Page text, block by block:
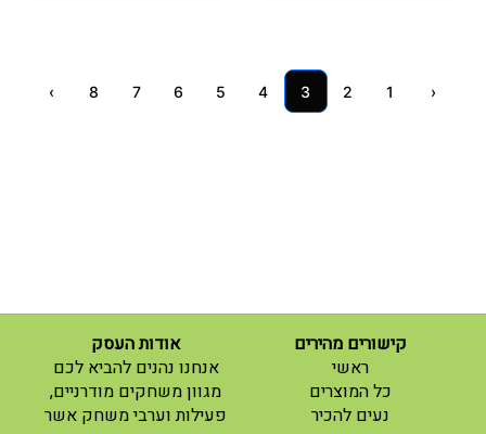
‹
1
2
3
4
5
6
7
8
›
קישורים מהירים
ראשי
(current)
כל המוצרים
נעים להכיר
אודות העסק
אנחנו נהנים להביא לכם
מגוון משחקים מודרניים,
פעילות וערבי משחק אשר